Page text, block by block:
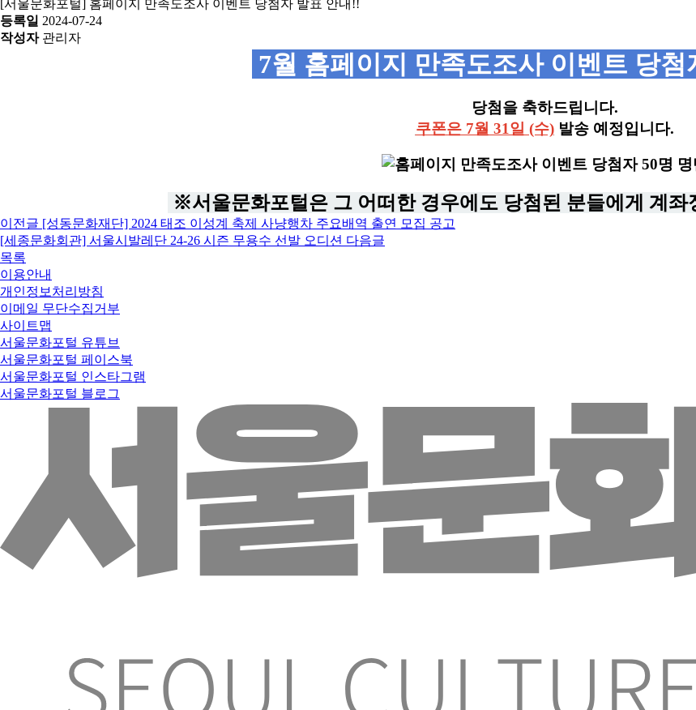
[서울문화포털] 홈페이지 만족도조사 이벤트 당첨자 발표 안내!!
등록일 2024-07-24
작성자 관리자
7월 홈페이지 만족도조사 이벤트 당첨
당첨을 축하드립니다.
쿠폰은 7월 31일 (수)발송 예정입니다.
※서울문화포털은 그 어떠한 경우에도 당첨된 분들에게 계좌
이전글 [성동문화재단] 2024 태조 이성계 축제 사냥행차 주요배역 출연 모집 공고
[세종문화회관] 서울시발레단 24-26 시즌 무용수 선발 오디션 다음글
목록
이용안내
개인정보처리방침
이메일 무단수집거부
사이트맵
서울문화포털 유튜브
서울문화포털 페이스북
서울문화포털 인스타그램
서울문화포털 블로그